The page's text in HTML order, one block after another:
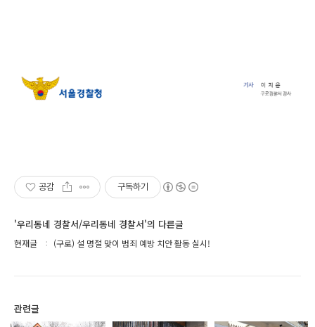
공감 구독하기
'우리동네 경찰서/우리동네 경찰서'의 다른글
현재글 (구로) 설 명절 맞이 범죄 예방 치안 활동 실시!
관련글